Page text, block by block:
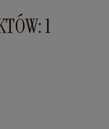
1